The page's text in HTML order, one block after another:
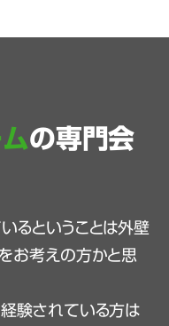
の専門会
るということは外壁
お考えの方かと思
験されている方は